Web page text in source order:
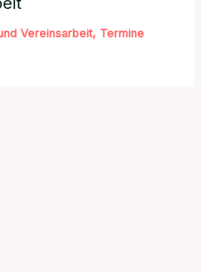
Vereinsarbeit, Termine